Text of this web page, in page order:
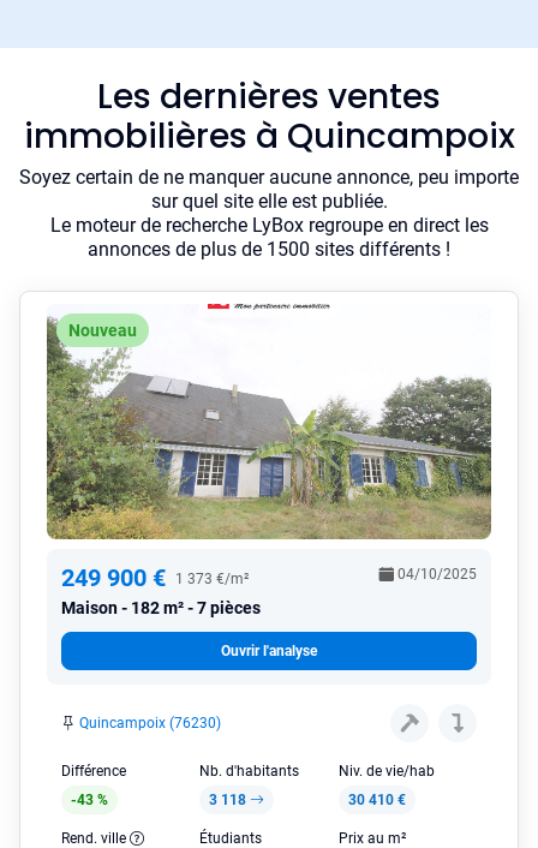
Les dernières ventes
immobilières à Quincampoix
Soyez certain de ne manquer aucune annonce, peu importe
sur quel site elle est publiée.
Le moteur de recherche LyBox regroupe en direct les
annonces de plus de 1500 sites différents !
Nouveau
249 900 € 1 373 €/m²
Maison 182 m² - 7 pièces
04/10/2025
Ouvrir l'analyse
Quincampoix (76230)
Différence
-43 %
Nb. d'habitants
3 118
Niv. de vie/hab
30 410 €
Rend. ville
Étudiants
Prix au m²